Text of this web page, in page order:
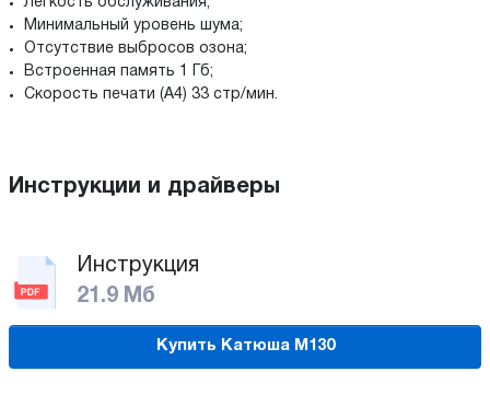
Лёгкость обслуживания;
Минимальный уровень шума;
Отсутствие выбросов озона;
Встроенная память 1 Гб;
Скорость печати (А4) 33 стр/мин.
Инструкции и драйверы
Инструкция
21.9 Мб
Купить Катюша М130